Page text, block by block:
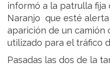
informó a la patrulla fija
Naranjo que esté
aparición de un camión
utilizado para el tráfico
Pasadas las dos de la